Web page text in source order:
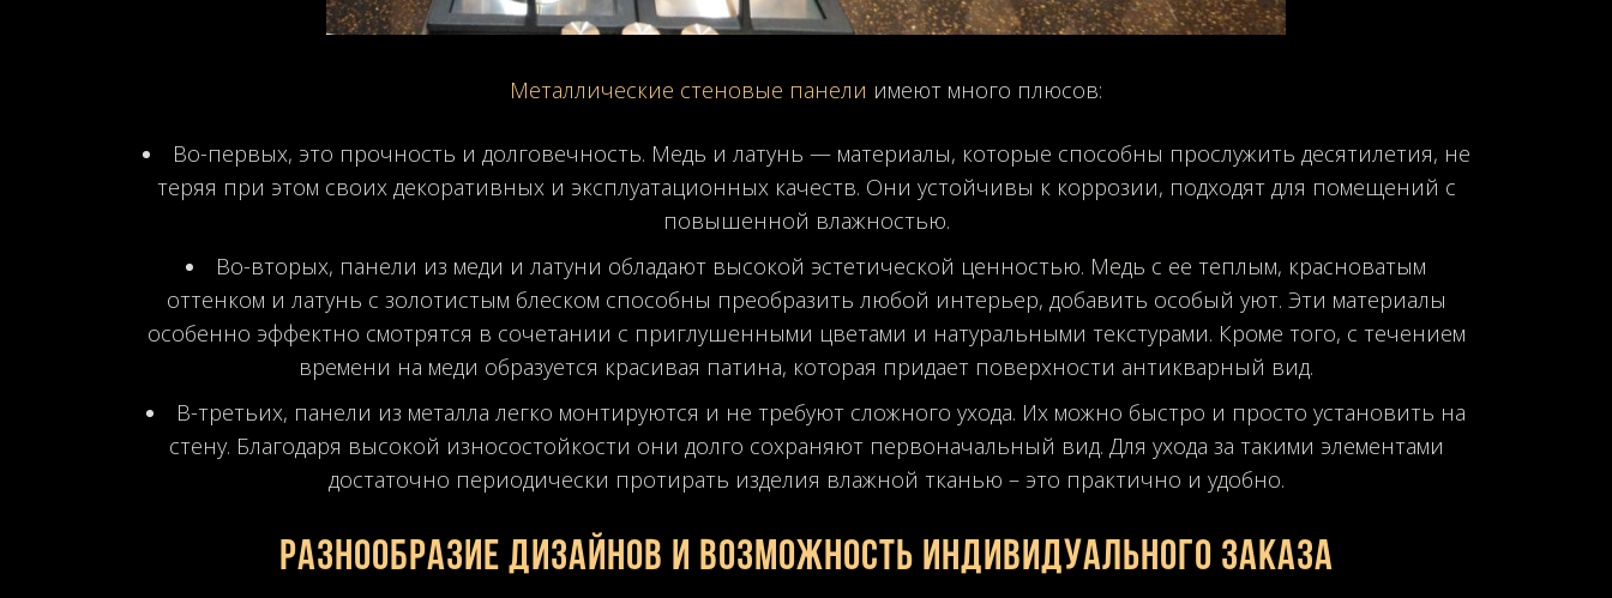
Металлические стеновые панели имеют много плюсов:
Во-первых, это прочность и долговечность. Медь и латунь — материалы, которые способны прослужить десятилетия, не
теряя при этом своих декоративных и эксплуатационных качеств. Они устойчивы к коррозии, подходят для помещений с
повышенной влажностью.
Во-вторых, панели из меди и латуни обладают высокой эстетической ценностью. Медь с ее теплым, красноватым
оттенком и латунь с золотистым блеском способны преобразить любой интерьер, добавить особый уют. Эти материалы
особенно эффектно смотрятся в сочетании с приглушенными цветами и натуральными текстурами. Кроме того, с течением
времени на меди образуется красивая патина, которая придает поверхности антикварный вид.
В-третьих, панели из металла легко монтируются и не требуют сложного ухода. Их можно быстро и просто установить на
стену. Благодаря высокой износостойкости они долго сохраняют первоначальный вид. Для ухода за такими элементами
достаточно периодически протирать изделия влажной тканью – это практично и удобно.
Разнообразие дизайнов и возможность индивидуального заказа